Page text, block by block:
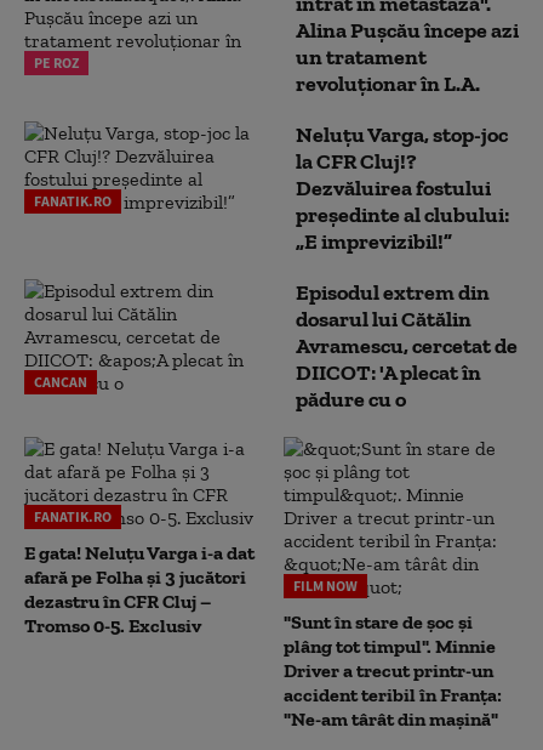
PE ROZ
Alina Pușcău începe azi
un tratament
revoluționar în L.A.
FANATIK.RO
Neluțu Varga, stop-joc
la CFR Cluj!?
Dezvăluirea fostului
președinte al clubului:
„E imprevizibil!”
CANCAN
Episodul extrem din
dosarul lui Cătălin
Avramescu, cercetat de
DIICOT: 'A plecat în
pădure cu o
FANATIK.RO
E gata! Neluțu Varga i-a dat
afară pe Folha și 3 jucători
dezastru în CFR Cluj –
Tromso 0-5. Exclusiv
FILM NOW
"Sunt în stare de șoc și
plâng tot timpul". Minnie
Driver a trecut printr-un
accident teribil în Franța:
"Ne-am târât din mașină"